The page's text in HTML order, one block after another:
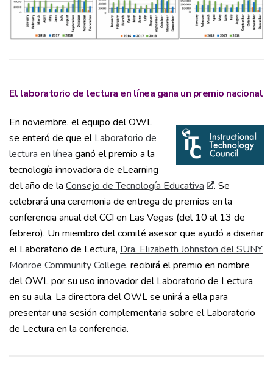
El laboratorio de lectura en línea gana un premio nacional
En noviembre, el equipo del OWL
se enteró de que elLaboratorio de
lectura en línea ganó el premio a la
tecnología innovadora de eLearning
del año de la Consejo de Tecnología Educativa
. Se
celebrará una ceremonia de entrega de premios en la
conferencia anual del CCI en Las Vegas (del 10 al 13 de
febrero). Un miembro del comité asesor que ayudó a diseñar
el Laboratorio de Lectura, Dra. Elizabeth Johnston del SUNY
Monroe Community College, recibirá el premio en nombre
del OWL por su uso innovador del Laboratorio de Lectura
en su aula. La directora del OWL se unirá a ella para
presentar una sesión complementaria sobre el Laboratorio
de Lectura en la conferencia.